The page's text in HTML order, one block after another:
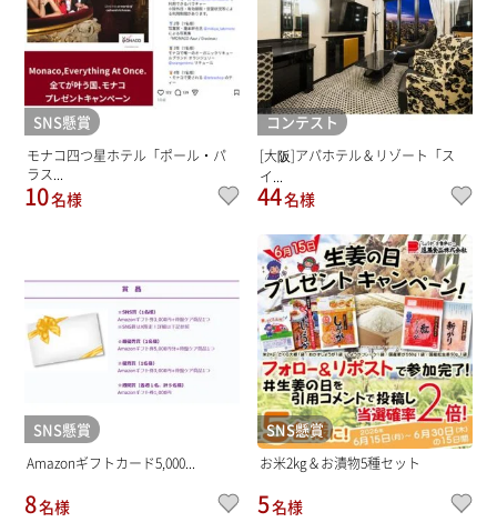
SNS懸賞
モナコ四つ星ホテル「ポール・パ
ラス...
10名様
コンテスト
[大阪]アパホテル＆リゾート「ス
イ...
44名様
SNS懸賞
Amazonギフトカード5,000...
8名様
SNS懸賞
お米2kg＆お漬物5種セット
5名様